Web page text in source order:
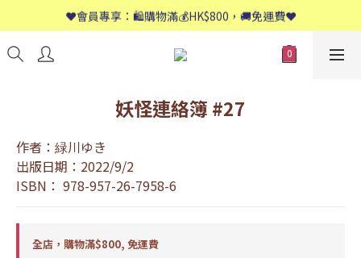
📱歡迎WhatsApp查詢：9558 8661
❤️會員專享：🛍購物滿💰HK$800，🚚免運費❤️
📱歡迎WhatsApp查詢：9558 8661
妖怪連絡簿 #27
作者：緑川ゆき
出版日期：2022/9/2
ISBN： 978-957-26-7958-6
全店，購物滿$800, 免運費